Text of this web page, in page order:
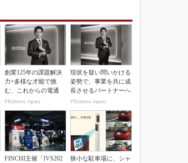
創業125年の課題解決
力×多様な才能で挑
む、これからの電通
PR(dentsu Japan)
現状を疑い問いかける
姿勢で、事業を共に成
長させるパートナーへ
PR(dentsu Japan)
FINCHI主催「IVS202
狭小な駐車場に、シャ